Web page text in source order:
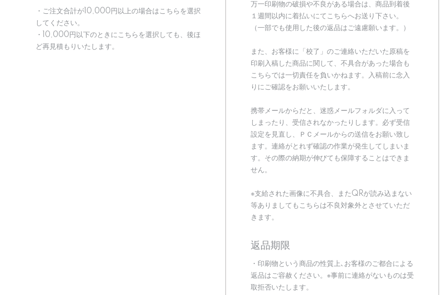
・ご注文合計が10,000円以上の場合はこちらを選択
してください。
・10,000円以下のときにこちらを選択しても、後ほ
ど再見積もりいたします。
万一印刷物の破損や不良がある場合は、商品到着後
１週間以内に着払いにてこちらへお送り下さい。
（一部でも使用した後の返品はご遠慮願います。）
また、お客様に「校了」のご連絡いただいた原稿を
印刷入稿した商品に関して、不具合があった場合も
こちらでは一切責任を負いかねます。入稿前に念入
りにご確認をお願いいたします。
携帯メールからだと、迷惑メールフォルダに入って
しまったり、受信されなかったりします。必ず受信
設定を見直し、ＰＣメールからの送信をお願い致し
ます。連絡がとれず確認の作業が発生してしまいま
す。その際の納期が伸びても保障することはできま
せん。
※支給された画像に不具合、またQRが読み込まない
等ありましてもこちらは不良対象外とさせていただ
きます。
返品期限
・印刷物という商品の性質上､お客様のご都合による
返品はご容赦ください。※事前に連絡がないものは受
取拒否いたします。